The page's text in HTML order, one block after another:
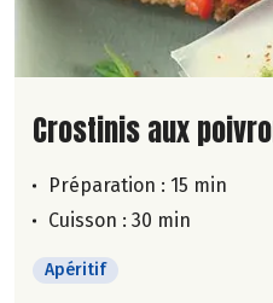
Lire la suite de la
Crostinis aux
Préparation : 15 min
Cuisson : 30 min
Apéritif